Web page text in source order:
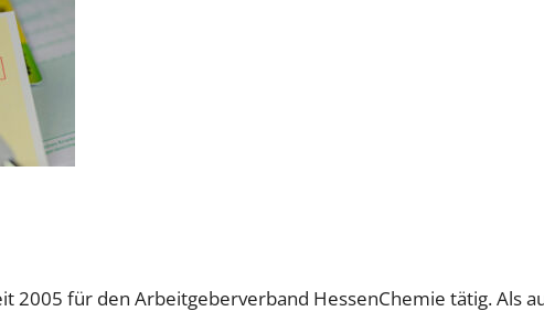
2005 für den Arbeitgeberverband HessenChemie tätig. Als